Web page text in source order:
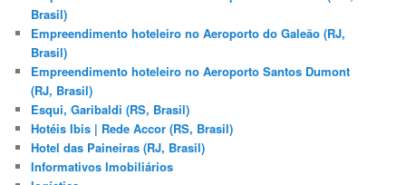
Brasil)
Empreendimento hoteleiro no Aeroporto do Galeão (RJ,
Brasil)
Empreendimento hoteleiro no Aeroporto Santos Dumont
(RJ, Brasil)
Esqui, Garibaldi (RS, Brasil)
Hotéis Ibis | Rede Accor (RS, Brasil)
Hotel das Paineiras (RJ, Brasil)
Informativos Imobiliários